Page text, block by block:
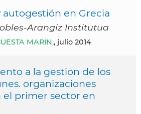
autogestión en Grecia
Arangiz Institutua
MARIN,, julio 2014
a la gestion de los
organizaciones
el primer sector en